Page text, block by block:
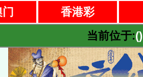
香港彩
当前位于:()